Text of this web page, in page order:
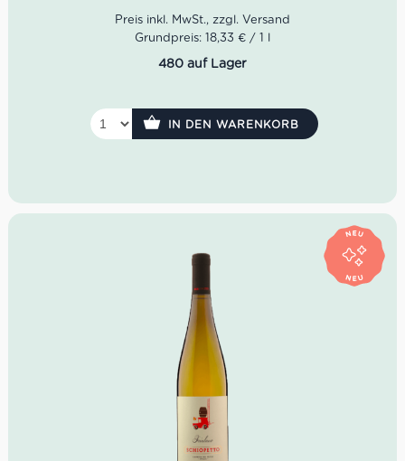
mediterraner Küche.
Grundpreis: 18,33 € / 1 l
480 auf Lager
IN DEN WARENKORB